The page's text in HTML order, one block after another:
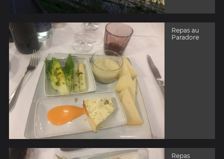
Repas au
Paradore
Repas